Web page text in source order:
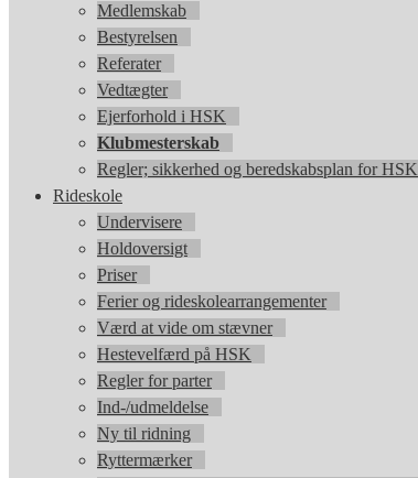
Medlemskab
Bestyrelsen
Referater
Vedtægter
Ejerforhold i HSK
Klubmesterskab
Regler; sikkerhed og beredskabsplan for HSK
Rideskole
Undervisere
Holdoversigt
Priser
Ferier og rideskolearrangementer
Værd at vide om stævner
Hestevelfærd på HSK
Regler for parter
Ind-/udmeldelse
Ny til ridning
Ryttermærker